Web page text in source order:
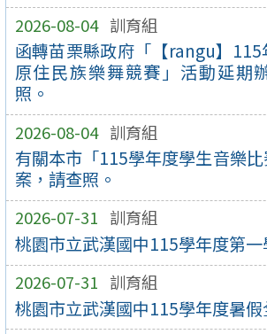
2026-08-04 訓育組
函轉苗栗縣政府「【rangu】
原住民族樂舞競賽」活動延期
照。
2026-08-04 訓育組
有關本市「115學年度學生音樂
案，請查照。
2026-07-31 訓育組
桃園市立武漢國中115學年度第一
2026-07-31 訓育組
桃園市立武漢國中115學年度暑假